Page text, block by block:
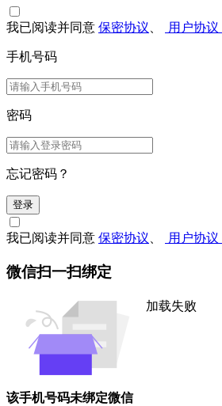
我已阅读并同意 保密协议 用户协议
手机号码
密码
忘记密码？
登录
我已阅读并同意 保密协议 用户协议
微信扫一扫绑定
加载失败
该手机号码未绑定微信